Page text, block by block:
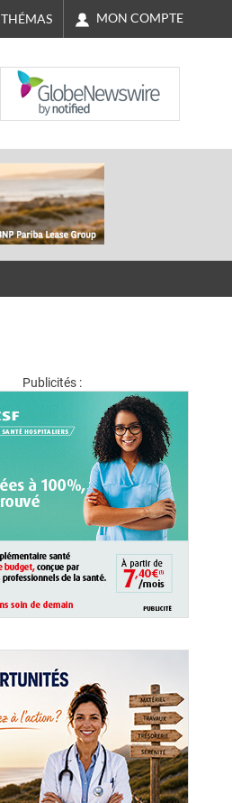
THÉMAS MON COMPTE
NASDAQ
Publicités :